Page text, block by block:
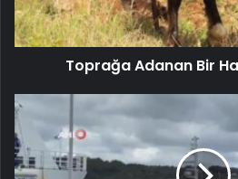
Toprağa Adanan Bir